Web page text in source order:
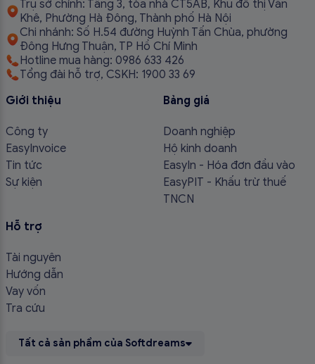
Trụ sở chính: Tầng 3, tòa nhà CT5AB, Khu đô thị Văn
Khê, Phường Hà Đông, Thành phố Hà Nội
Chi nhánh: Số H.54 đường Huỳnh Tấn Chùa, phường
Đông Hưng Thuận, TP Hồ Chí Minh
Hotline mua hàng: 0986 633 426
Tổng đài hỗ trợ, CSKH: 1900 33 69
Giới thiệu
Công ty
EasyInvoice
Tin tức
Sự kiện
Bảng giá
Doanh nghiệp
Hộ kinh doanh
EasyIn - Hóa đơn đầu vào
EasyPIT - Khấu trừ thuế
TNCN
Hỗ trợ
Tài nguyên
Hướng dẫn
Vay vốn
Tra cứu
Tất cả sản phẩm của Softdreams